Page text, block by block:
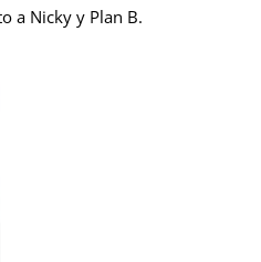
a Nicky y Plan B.